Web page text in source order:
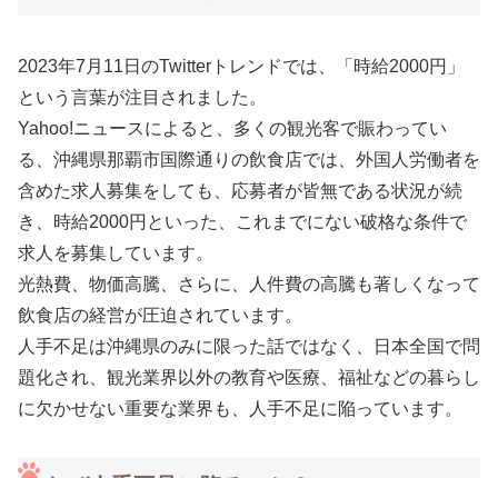
2023年7月11日のTwitterトレンドでは、「時給2000円」
という言葉が注目されました。
Yahoo!ニュースによると、多くの観光客で賑わってい
る、沖縄県那覇市国際通りの飲食店では、外国人労働者を
含めた求人募集をしても、応募者が皆無である状況が続
き、時給2000円といった、これまでにない破格な条件で
求人を募集しています。
光熱費、物価高騰、さらに、人件費の高騰も著しくなって
飲食店の経営が圧迫されています。
人手不足は沖縄県のみに限った話ではなく、日本全国で問
題化され、観光業界以外の教育や医療、福祉などの暮らし
に欠かせない重要な業界も、人手不足に陥っています。